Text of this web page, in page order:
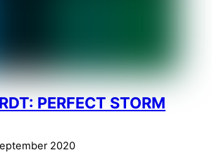
PERFECT STORM
2020